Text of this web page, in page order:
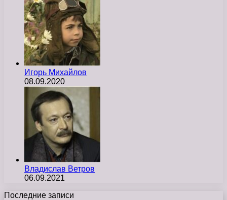
Игорь Михайлов
08.09.2020
Владислав Ветров
06.09.2021
Последние записи